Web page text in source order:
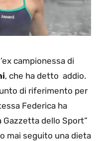
campionessa di
, che ha detto addio.
di riferimento per
Federica ha
Gazzetta dello Sport”
mai seguito una dieta